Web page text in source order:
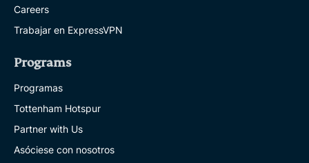
Careers
Trabajar en ExpressVPN
Programs
Programas
Tottenham Hotspur
Partner with Us
Asóciese con nosotros